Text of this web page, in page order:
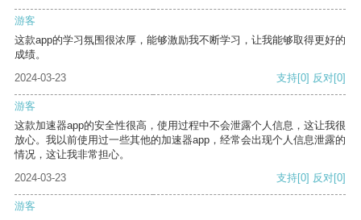
游客
这款app的学习氛围很浓厚，能够激励我不断学习，让我能够取得更好的
成绩。
2024-03-23
支持[0] 反对[0]
游客
这款加速器app的安全性很高，使用过程中不会泄露个人信息，这让我很
放心。我以前使用过一些其他的加速器app，经常会出现个人信息泄露的
情况，这让我非常担心。
2024-03-23
支持[0] 反对[0]
游客